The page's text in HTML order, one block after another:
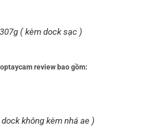
( kèm dock sạc )
review bao gồm:
không kèm nhá ae )